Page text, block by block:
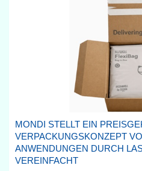
MONDI STELLT EIN
VERPACKUNGSKONZEPT
ANWENDUNGEN DURCH
VEREINFACHT